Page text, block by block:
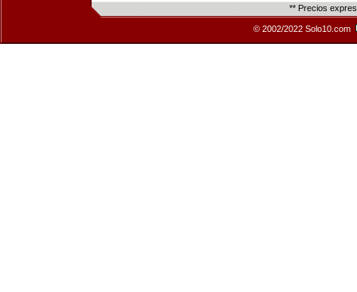
** Precios
© 2002/2022 Solo10.com